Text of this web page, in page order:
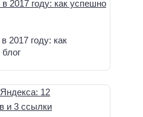
2017 году: как